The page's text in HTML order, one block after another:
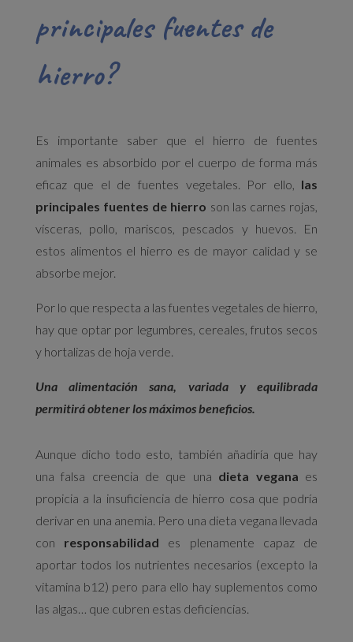
principales fuentes de
hierro?
Es importante saber que el hierro de fuentes
animales es absorbido por el cuerpo de forma más
eficaz que el de fuentes vegetales. Por ello, las
principales fuentes de hierro son las carnes rojas,
vísceras, pollo, mariscos, pescados y huevos. En
estos alimentos el hierro es de mayor calidad y se
absorbe mejor.
Por lo que respecta a las fuentes vegetales de hierro,
hay que optar por legumbres, cereales, frutos secos
y hortalizas de hoja verde.
Una alimentación sana, variada y equilibrada
permitirá obtener los máximos beneficios.
Aunque dicho todo esto, también añadiría que hay
una falsa creencia de que una dieta vegana es
propicia a la insuficiencia de hierro cosa que podría
derivar en una anemia. Pero una dieta vegana llevada
con responsabilidad es plenamente capaz de
aportar todos los nutrientes necesarios (excepto la
vitamina b12) pero para ello hay suplementos como
las algas… que cubren estas deficiencias.